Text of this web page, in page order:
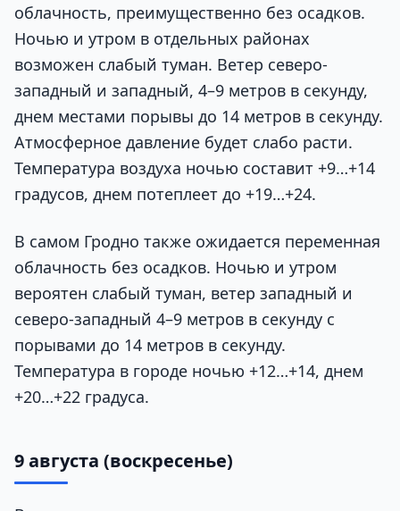
облачность, преимущественно без осадков.
Ночью и утром в отдельных районах
возможен слабый туман. Ветер северо-
западный и западный, 4–9 метров в секунду,
днем местами порывы до 14 метров в секунду.
Атмосферное давление будет слабо расти.
Температура воздуха ночью составит +9…+14
градусов, днем потеплеет до +19…+24.
В самом Гродно также ожидается переменная
облачность без осадков. Ночью и утром
вероятен слабый туман, ветер западный и
северо-западный 4–9 метров в секунду с
порывами до 14 метров в секунду.
Температура в городе ночью +12…+14, днем
+20…+22 градуса.
9 августа (воскресенье)